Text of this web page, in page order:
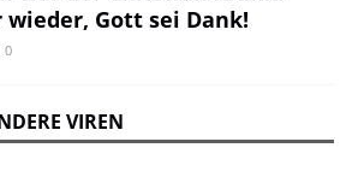
Gott sei Dank!
0
VIREN